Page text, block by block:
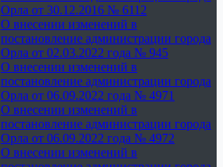
Орла от 30.12.2016 № 6112
О внесении изменений в
постановление администрации города
Орла от 02.03.2022 года № 945
О внесении изменений в
постановление администрации города
Орла от 06.09.2022 года № 4971
О внесении изменений в
постановление администрации города
Орла от 06.09.2022 года № 4972
О внесении изменений в